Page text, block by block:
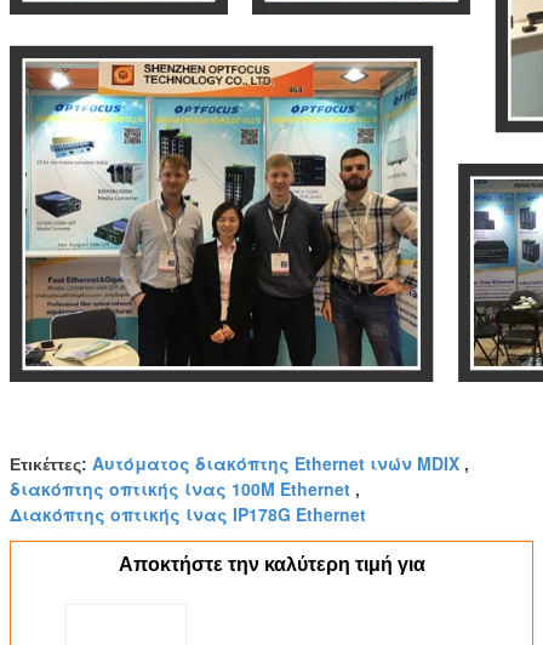
Ετικέττες: Αυτόματος διακόπτης Ethernet ινών MDIX ,
διακόπτης οπτικής ίνας 100M Ethernet ,
Διακόπτης οπτικής ίνας IP178G Ethernet
Αποκτήστε την καλύτερη τιμή για